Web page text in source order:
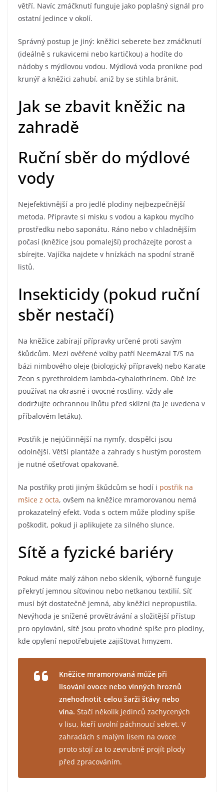
větří. Navíc zmáčknutí funguje jako poplašný signál pro
ostatní jedince v okolí.
Správný postup je jiný: kněžici seberete bez zmáčknutí
(ideálně s rukavicemi nebo kartičkou) a hodíte do
nádoby s mýdlovou vodou. Mýdlová voda pronikne pod
krunýř a kněžici zahubí, aniž by se stihla bránit.
Jak se zbavit kněžic na
zahradě
Ruční sběr do mýdlové
vody
Nejefektivnější a pro jedlé plodiny nejbezpečnější
metoda. Připravte si misku s vodou a kapkou mycího
prostředku nebo saponátu. Ráno nebo v chladnějším
počasí (kněžice jsou pomalejší) procházejte porost a
sbírejte. Vajíčka najdete v hnízkách na spodní straně
listů.
Insekticidy (pokud ruční
sběr nestačí)
Na kněžice zabírají přípravky určené proti savým
škůdcům. Mezi ověřené volby patří NeemAzal T/S na
bázi nimbového oleje (biologický přípravek) nebo Karate
Zeon s pyrethroidem lambda-cyhalothrinem. Obě lze
používat na okrasné i ovocné rostliny, vždy ale
dodržujte ochrannou lhůtu před sklizní (ta je uvedena v
příbalovém letáku).
Postřik je nejúčinnější na nymfy, dospělci jsou
odolnější. Větší plantáže a zahrady s hustým porostem
je nutné ošetřovat opakovaně.
Na postřiky proti jiným škůdcům se hodí i postřik na
mšice z octa, ovšem na kněžice mramorovanou nemá
prokazatelný efekt. Voda s octem může plodiny spíše
poškodit, pokud ji aplikujete za silného slunce.
Sítě a fyzické bariéry
Pokud máte malý záhon nebo skleník, výborně funguje
překrytí jemnou síťovinou nebo netkanou textilií. Síť
musí být dostatečně jemná, aby kněžici nepropustila.
Nevýhoda je snížené provětrávání a složitější přístup
pro opylování, sítě jsou proto vhodné spíše pro plodiny,
kde opylení nepotřebujete zajišťovat hmyzem.
Kněžice mramorovaná může při
lisování ovoce nebo vinných hroznů
znehodnotit celou šarži šťávy nebo
vína. Stačí několik jedinců zachycených
v lisu, kteří uvolní páchnoucí sekret. V
zahradách s malým lisem na ovoce
proto stojí za to zevrubně projít plody
před zpracováním.